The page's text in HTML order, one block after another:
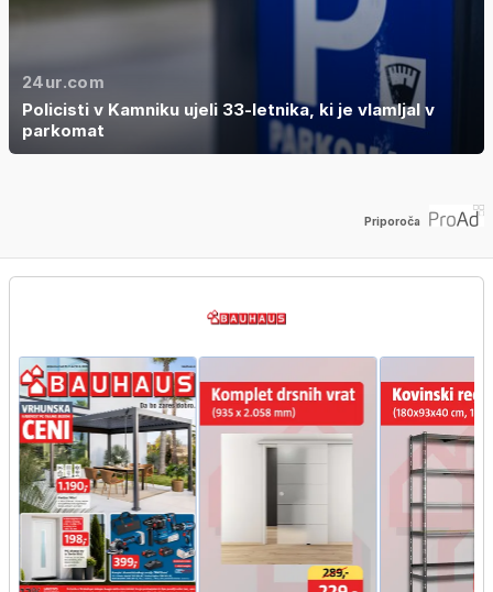
24ur.com
Policisti v Kamniku ujeli 33-letnika, ki je vlamljal v
parkomat
Priporoča